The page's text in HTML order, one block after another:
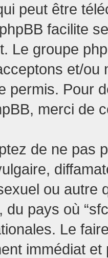
peut être
facilite
Le groupe
et/ou
permis. Pour
merci de
de ne pas
ou autre
du pays où
Le
immédiat